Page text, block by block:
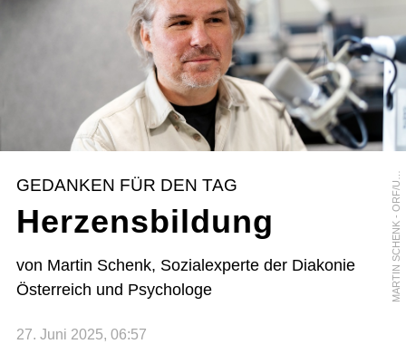
M
A
R
T
I
N
S
C
H
E
N
K
-
O
R
F
/
U
R
S
U
L
A
H
U
M
M
E
L
-
B
E
R
G
E
R
GEDANKEN FÜR DEN TAG
Herzensbildung
von Martin Schenk, Sozialexperte der Diakonie
Österreich und Psychologe
27. Juni 2025, 06:57